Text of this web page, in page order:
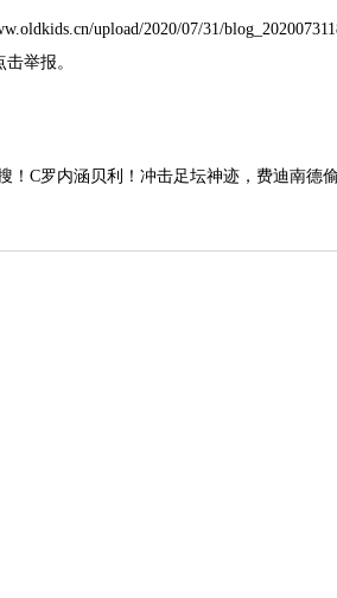
upload/2020/07/31/
举报。
！C罗内涵贝利！冲击足坛神迹，费迪南德偷